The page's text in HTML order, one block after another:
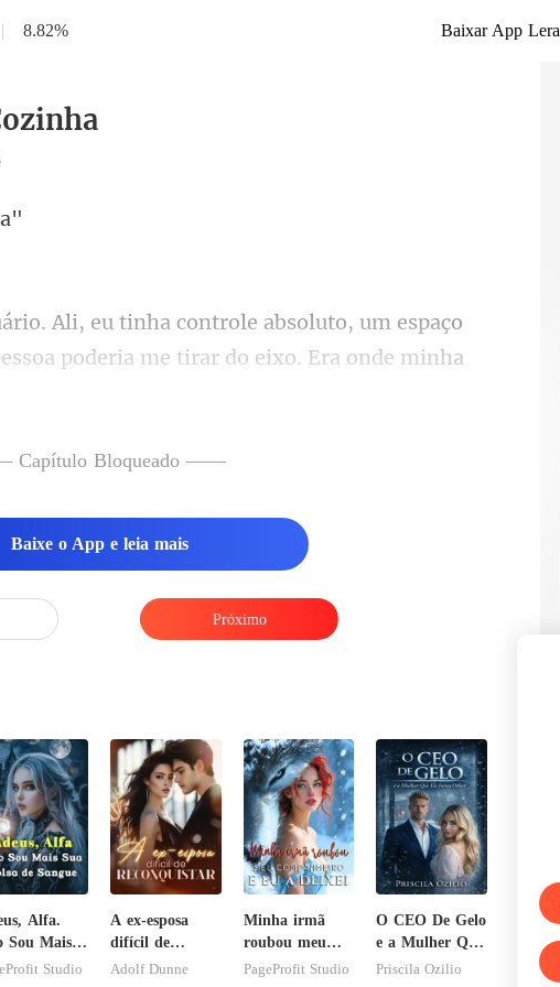
| 8.82% Baixar App Lera
poderia me tirar do eixo. Era onde minha
Bloqueado ——
Baixe o App e leia mais
Próximo
Alfa.
Sou Mais
Bolsa deStudio
A ex-esposa
difícil de
reconquistar
Adolf Dunne
Minha irmã
roubou meu
companheiro e
PageProfit Studio
O CEO De Gelo
e a Mulher Que
Ele Jurou
Priscila Ozilio